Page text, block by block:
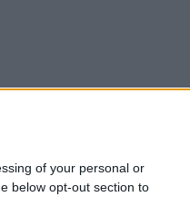
of your personal or
below opt-out section to